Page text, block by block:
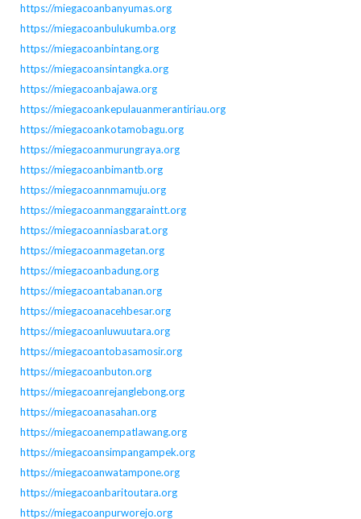
https://miegacoanbanyumas.org
https://miegacoanbulukumba.org
https://miegacoanbintang.org
https://miegacoansintangka.org
https://miegacoanbajawa.org
https://miegacoankepulauanmerantiriau.org
https://miegacoankotamobagu.org
https://miegacoanmurungraya.org
https://miegacoanbimantb.org
https://miegacoannmamuju.org
https://miegacoanmanggaraintt.org
https://miegacoanniasbarat.org
https://miegacoanmagetan.org
https://miegacoanbadung.org
https://miegacoantabanan.org
https://miegacoanacehbesar.org
https://miegacoanluwuutara.org
https://miegacoantobasamosir.org
https://miegacoanbuton.org
https://miegacoanrejanglebong.org
https://miegacoanasahan.org
https://miegacoanempatlawang.org
https://miegacoansimpangampek.org
https://miegacoanwatampone.org
https://miegacoanbaritoutara.org
https://miegacoanpurworejo.org